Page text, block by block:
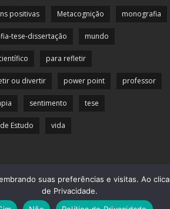
positivas Metacognição monografia
tese-dissertação mundo
para refletir
ou divertir power point professor
sentimento tese
Estudo vida
da Mente. Todos os direitos reservados.
porCliqueAqui Comunicação Interativa
suas preferências e visitas. Ao
de Privacidade.